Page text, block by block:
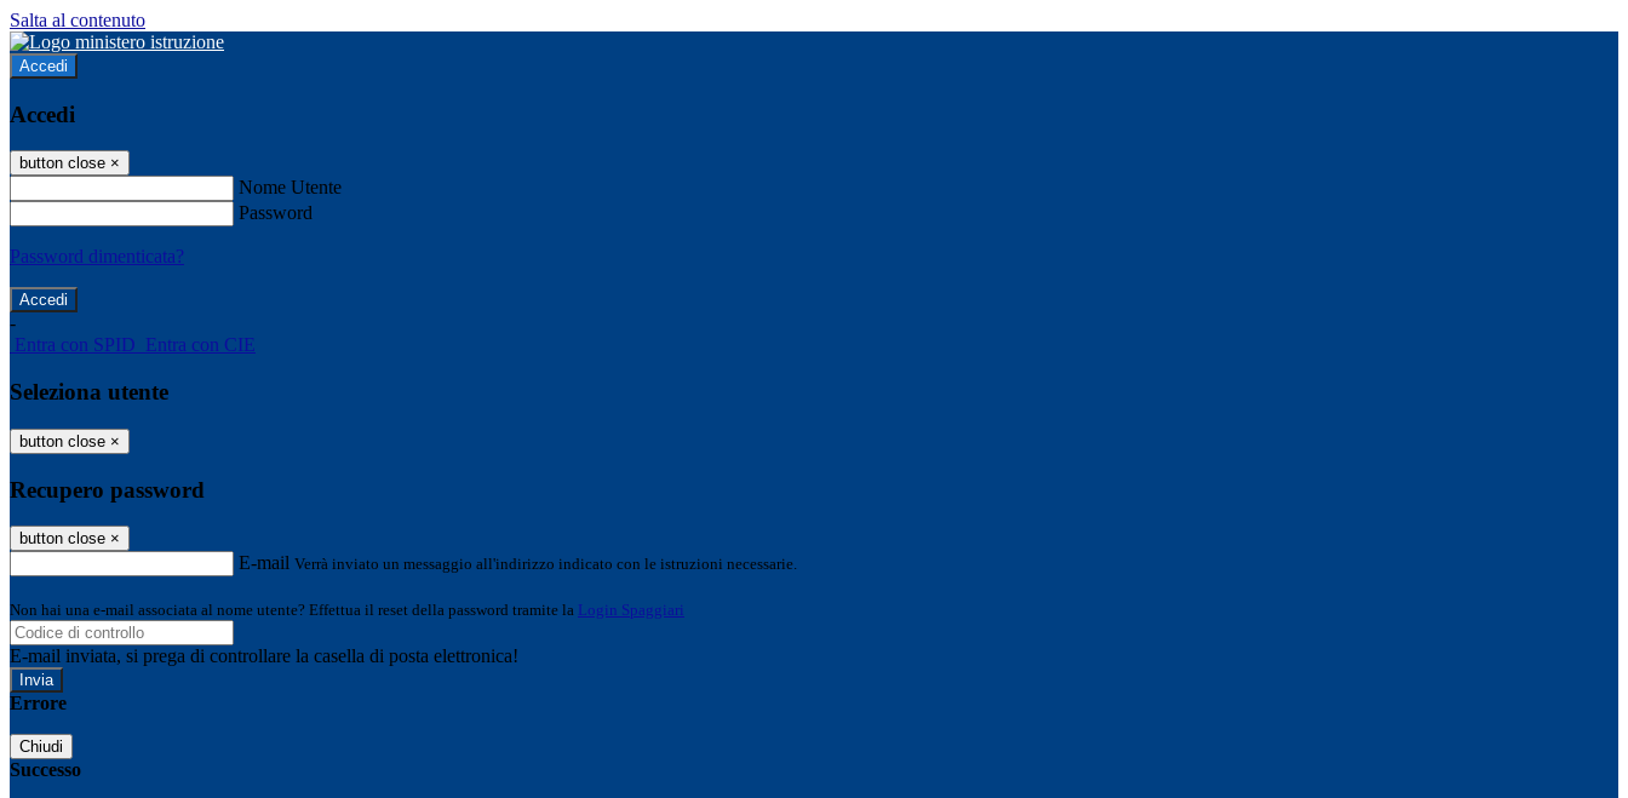
Salta al contenuto
Accedi
Accedi
button close ×
Nome Utente
Password
Password dimenticata?
-
Entra con SPID Entra con CIE
Seleziona utente
button close ×
Recupero password
button close ×
E-mail Verrà inviato un messaggio all'indirizzo indicato con le istruzioni necessarie.
Non hai una e-mail associata al nome utente? Effettua il reset della password tramite la Login Spaggiari
E-mail inviata, si prega di controllare la casella di posta elettronica!
Errore
Chiudi
Successo